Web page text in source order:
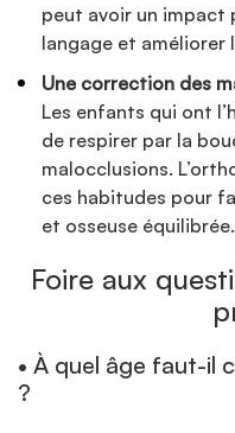
peut avoir un impact
langage et améliorer
Une correction des
Les enfants qui ont
de respirer par la
malocclusions.
ces habitudes pour
et osseuse équilibrée.
Foire aux
• À quel âge faut-il
?